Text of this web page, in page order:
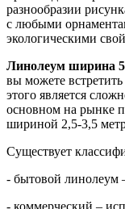
разнообразии
с любыми
экологическими
Линолеум ширина
вы можете
этого является
основном на рынке
шириной 2,5-3,5
Существует
- бытовой линолеум
- коммерческий –